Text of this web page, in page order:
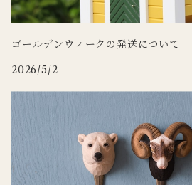
ゴールデンウィークの発送について
2026/5/2